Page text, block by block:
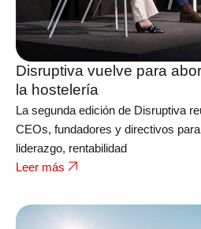
Disruptiva vuelve para
la hostelería
La segunda edición de Disruptiva
CEOs, fundadores y directivos
liderazgo, rentabilidad
Leer más